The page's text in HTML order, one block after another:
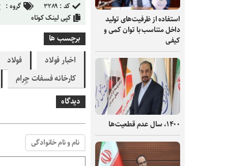
استفاده از ظرفیت‌های تولید
داخل متناسب با توان کمی و
کیفی
۱۴۰۰، سال عدم قطعیت‌ها
کد : ۳۲۸۹ گروه :
کپی لینک کوتاه
برچسب ها
اخبار فولاد
فولاد
کارخانه فسفات چِرام
دیدگاه
نام و نام خانوادگی